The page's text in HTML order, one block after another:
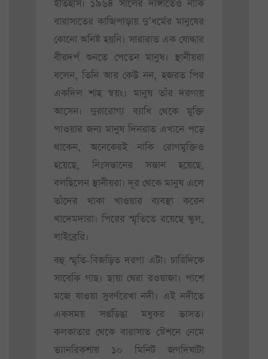
ইতিহাস। ১৯৬৪ সালের দাঙ্গাতেও নাকি
বারাসাতের কাজিপাড়ায় দু’ধর্মের মানুষের
কোনো অনিষ্ট হয়নি। সারারাত এক যোদ্ধার
বীরদর্প শুনতে পেতেন মানুষ। স্থানীয়রা
বলেন, তিনি আর কেউ নন, হজরত পির
একদিল শাহ স্বয়ং। মানুষ তাঁর দরগায়
আসেন। দুরারোগ্য ব্যাধি থেকে মুক্তি
পাওয়ার জন্য মানুষ দিনরাত এখানে পড়ে
থাকেন, অনেকেরই নাকি রোগমুক্তিও
হয়েছে, নিঃসন্তানের সন্তান হয়েছে,
বলছিলেন স্থানীয়রা। দূর থেকে মানুষ এলে
তাঁদের থাকা খাওয়ার ব্যবস্থা করেন
খাদেমদারা। পিরের স্মৃতিতে রয়েছে স্কুল,
লাইব্রেরি।
বহু স্মৃতি-বিজড়িত দরগা এটা। চারিদিকে
সাবেকি গাছ। ছায়া ঘেরা রওয়াজা। পাশে
মজে যাওয়া সুবর্ণরেখা নদী। এই নদীতে
একসময় সপ্তডিঙা মধুকর ভাসত।
কলকাতার থেকে বারাসাত স্টেশনে নেমে
ভ্যানরিকশায় ১০ মিনিট জগদিঘাটা